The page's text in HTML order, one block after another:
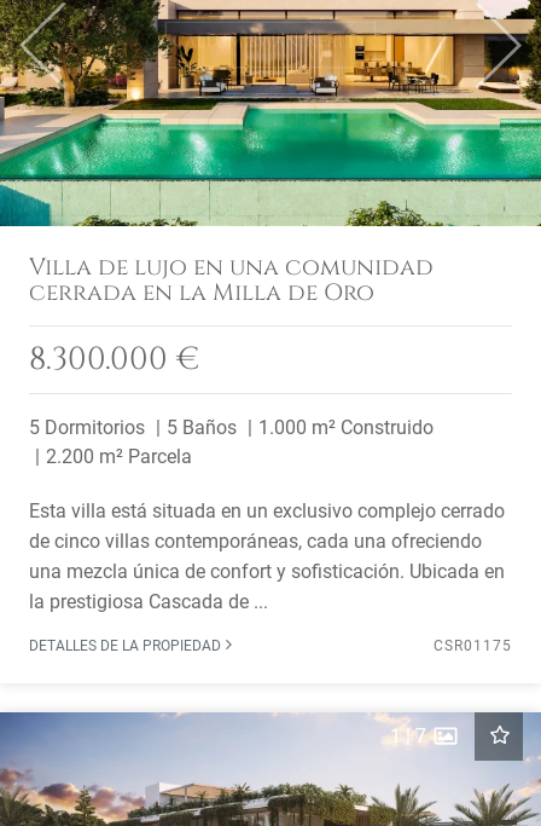
Previous Next
Villa de lujo en una comunidad
cerrada en la Milla de Oro
8.300.000 €
5 Dormitorios 5 Baños
1.000 m² Construido
2.200 m² Parcela
Esta villa está situada en un exclusivo complejo cerrado
de cinco villas contemporáneas, cada una ofreciendo
una mezcla única de confort y sofisticación. Ubicada en
la prestigiosa Cascada de ...
DETALLES DE LA PROPIEDAD CSR01175
1 |7